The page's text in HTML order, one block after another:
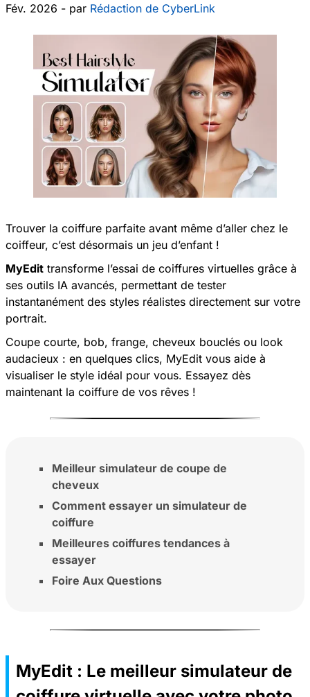
Fév. 2026 - par Rédaction de CyberLink
Trouver la coiffure parfaite avant même d’aller chez le
coiffeur, c’est désormais un jeu d’enfant !
MyEdit transforme l’essai de coiffures virtuelles grâce à
ses outils IA avancés, permettant de tester
instantanément des styles réalistes directement sur votre
portrait.
Coupe courte, bob, frange, cheveux bouclés ou look
audacieux : en quelques clics, MyEdit vous aide à
visualiser le style idéal pour vous. Essayez dès
maintenant la coiffure de vos rêves !
Meilleur simulateur de coupe de
cheveux
Comment essayer un simulateur de
coiffure
Meilleures coiffures tendances à
essayer
Foire Aux Questions
MyEdit : Le meilleur simulateur de